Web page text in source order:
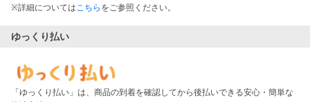
※詳細については こちら をご参照ください。
ゆっくり払い
「ゆっくり払い」は、商品の到着を確認してから後払いできる安心・簡単な